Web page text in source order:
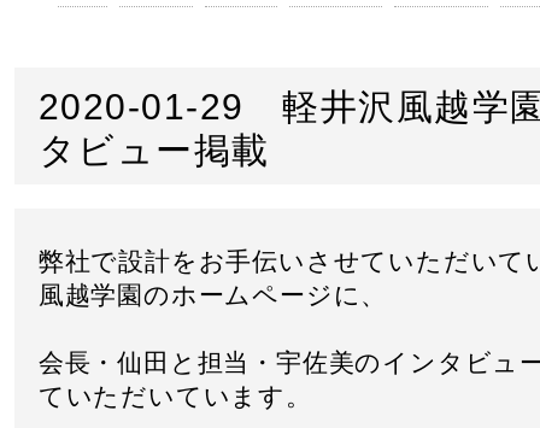
2020-01-29 軽井沢風越学
タビュー掲載
弊社で設計をお手伝いさせていただいて
風越学園のホームページに、
会長・仙田と担当・宇佐美のインタビュ
ていただいています。